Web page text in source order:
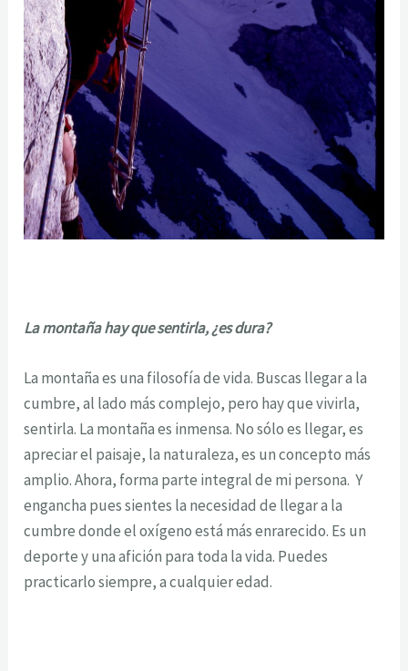
La montaña hay que sentirla, ¿es dura?
La montaña es una filosofía de vida. Buscas llegar a la
cumbre, al lado más complejo, pero hay que vivirla,
sentirla. La montaña es inmensa. No sólo es llegar, es
apreciar el paisaje, la naturaleza, es un concepto más
amplio. Ahora, forma parte integral de mi persona. Y
engancha pues sientes la necesidad de llegar a la
cumbre donde el oxígeno está más enrarecido. Es un
deporte y una afición para toda la vida. Puedes
practicarlo siempre, a cualquier edad.